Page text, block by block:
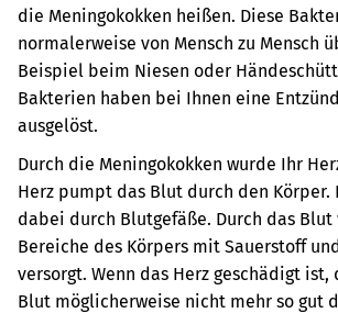
die Meningokokken heißen. Diese
normalerweise von Mensch zu Mensch
Beispiel beim Niesen oder
Bakterien haben bei Ihnen eine
ausgelöst.
Durch die Meningokokken wurde Ihr
Herz pumpt das Blut durch den Körper.
dabei durch Blutgefäße. Durch das
Bereiche des Körpers mit Sauerstoff
versorgt. Wenn das Herz geschädigt ist,
Blut möglicherweise nicht mehr so gut